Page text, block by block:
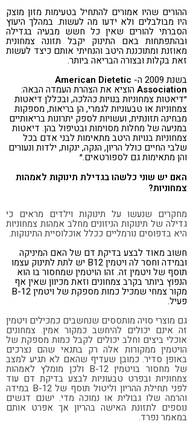
ההורים שהיו אמורים להתחיל בטעימות מזון מוצק
היו מבולבלים ולא ידעו מה לעשות. במהלך היעוץ
הסברתי להורים שאין כל חשש מבעיה בגדילה
ובהתפתחות באם התינוק יקבל תזונה צמחונית
מאוזנת ומתוכננת היטב והנחיתי אותם כיצד לעשות
זאת בקלות ובצורה הבריאה ביותר.
בשנת 2009 ה-
American Dietetic
Association הוציא את הצהרת העמדה הבאה:
״דיאטות צמחוניות בנויות כהלכה, ובכללן דיאטות
צמחוניות או טבעוניות לגמרי, הן בריאות, מספקות
מבחינה תזונתית, ועשויות לספק יתרונות בריאותיים
במניעה של מחלות מסוימות ובטיפול בהן. דיאטות
צמחוניות בנויות היטב מתאימות לבני אדם בכל
שלבי החיים כולל הריון, הנקה, ינקות, ילדות ונעורים
והן מתאימות גם לספורטאים.״
האם יש שוני כלשהו בגדילת תינוקות לאמהות
צמחוניות?
מחקרים שנעשו על תינוקות וילדים מראים כי
גדילה של תינוקות הניזונים מחלב אמהות צמחוניות
היא בדפוסים נורמליים ככלל אוכלוסיית התינוקות.
חשוב מאוד לבצע בדיקת דם של האם המיניקה
ובמידה וחסר לה ויטמין B12 יש לתת לתינוק עצמו
תוסף של ויטמין זה. זהו הויטמין שמחסור בו הוא
הנפוץ ביותר בקרב צמחונים וזאת מכיוון שאין אף
מקור צמחי שמכיל כמות מספקת של ויטמין B-12
פעיל.
גם מוצרי סויה מותססים שנחשבים כמכילים ויטמין
זה אינם יכולים להיחשב כמקור אמין. צמחונים
אוכלי ביצים וחלב יכולים לקבל כמות מספקת של
הויטמין ממקורות אלה רק בתנאי שהם נצרכים
באופן סדיר. כמובן שעדיף שהאם לא תגיע למצב
של מחסור בויטמין B-12 ולכן מומלץ לאמהות
צמחוניות ובפרט טבעוניות לבצע בדיקת דם עוד
לפני תחילת ההריון וליטול תוסף של B-12 במידה
והרמה שלו גבולית או נמוכה מדי. ישנם דגשים
נוספים לתזונת האישה בהריון אך אפרט אותם
במאמר נפרד.